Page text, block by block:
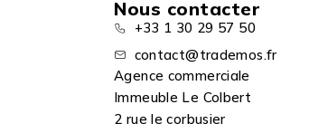
Nous contacter
+33 1 30 29 57 50
contact@trademos.fr
Agence commerciale
Immeuble Le Colbert
2 rue le corbusier